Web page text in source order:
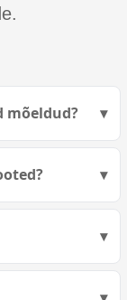
mõeldud?